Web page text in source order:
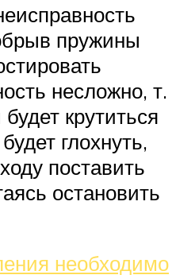
пружины
несложно, т.
крутиться
глохнуть,
поставить
остановить
необходимо